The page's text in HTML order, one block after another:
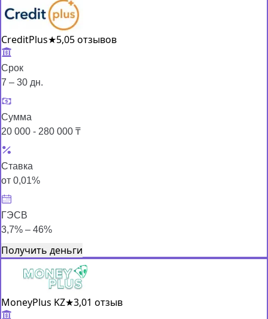
CreditPlus★5,05 отзывов
Срок
7 – 30 дн.
Сумма
20 000 - 280 000 ₸
Ставка
от 0,01%
ГЭСВ
3,7% – 46%
Получить деньги
MoneyPlus KZ★3,01 отзыв